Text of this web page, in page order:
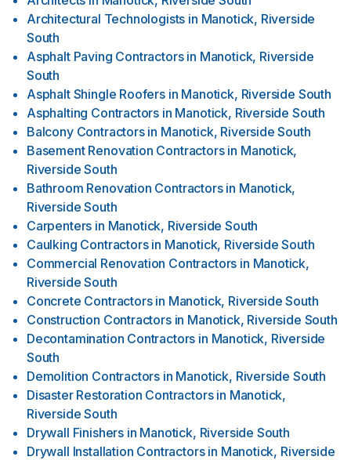
Architectural Technologists in Manotick, Riverside
South
Asphalt Paving Contractors in Manotick, Riverside
South
Asphalt Shingle Roofers in Manotick, Riverside South
Asphalting Contractors in Manotick, Riverside South
Balcony Contractors in Manotick, Riverside South
Basement Renovation Contractors in Manotick,
Riverside South
Bathroom Renovation Contractors in Manotick,
Riverside South
Carpenters in Manotick, Riverside South
Caulking Contractors in Manotick, Riverside South
Commercial Renovation Contractors in Manotick,
Riverside South
Concrete Contractors in Manotick, Riverside South
Construction Contractors in Manotick, Riverside South
Decontamination Contractors in Manotick, Riverside
South
Demolition Contractors in Manotick, Riverside South
Disaster Restoration Contractors in Manotick,
Riverside South
Drywall Finishers in Manotick, Riverside South
Drywall Installation Contractors in Manotick, Riverside